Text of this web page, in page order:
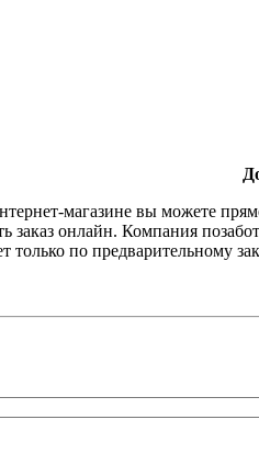
магазине вы можете
заказ онлайн. Компания
только по предварительному